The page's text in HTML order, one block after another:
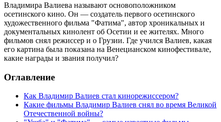
Владимира Валиева называют основоположником
осетинского кино. Он — создатель первого осетинского
художественного фильма "Фатима", автор хроникальных и
документальных кинолент об Осетии и ее жителях. Много
фильмов снял режиссер и о Грузии. Где учился Валиев, какая
его картина была показана на Венецианском кинофестивале,
какие награды и звания получил?
Оглавление
Как Владимир Валиев стал кинорежиссером?
Какие фильмы Владимир Валиев снял во время Великой
Отечественной войны?